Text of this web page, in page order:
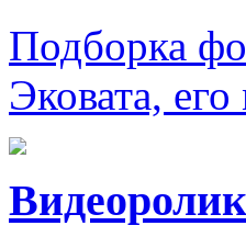
Подборка
Эковата,